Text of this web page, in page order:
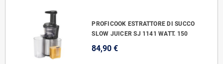
PROFICOOK ESTRATTORE DI SUCCO
SLOW JUICER SJ 1141 WATT. 150
84,90 €